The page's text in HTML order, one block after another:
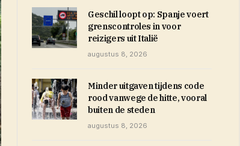
Geschil loopt op: Spanje voert
grenscontroles in voor
reizigers uit Italië
augustus 8, 2026
Minder uitgaven tijdens code
rood vanwege de hitte, vooral
buiten de steden
augustus 8, 2026